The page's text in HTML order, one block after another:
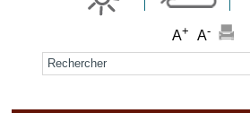
A+ A-
Formulaire de recherche